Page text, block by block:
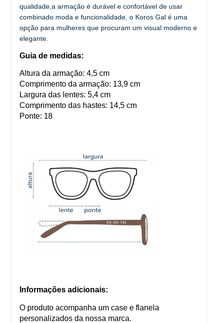
qualidade,a armação é durável e confortável de usar
combinado moda e funcionalidade, o Koros Gal é uma
opção para mulheres que procuram um visual moderno e
elegante.
Guia de medidas:
Altura da armação: 4,5 cm
Comprimento da armação: 13,9 cm
Largura das lentes: 5,4 cm
Comprimento das hastes: 14,5 cm
Ponte: 18
Informações adicionais:
O produto acompanha um case e flanela
personalizados da nossa marca.